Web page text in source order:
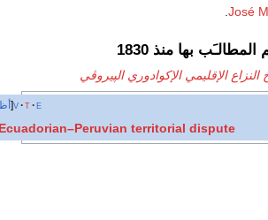
منذ 1830
الإكوادوري الپيروڤي
Ecuadorian–Peruvian territorial